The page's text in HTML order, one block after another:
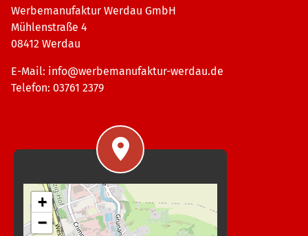
Werbemanufaktur Werdau GmbH
Mühlenstraße 4
08412 Werdau
E-Mail: info@werbemanufaktur-werdau.de
Telefon: 03761 2379
+
−